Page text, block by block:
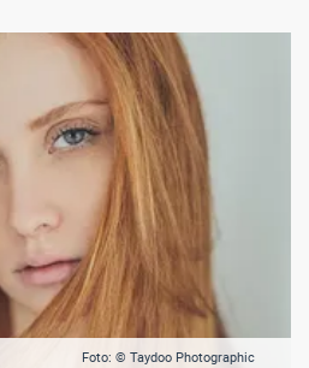
Foto: © Taydoo Photographic